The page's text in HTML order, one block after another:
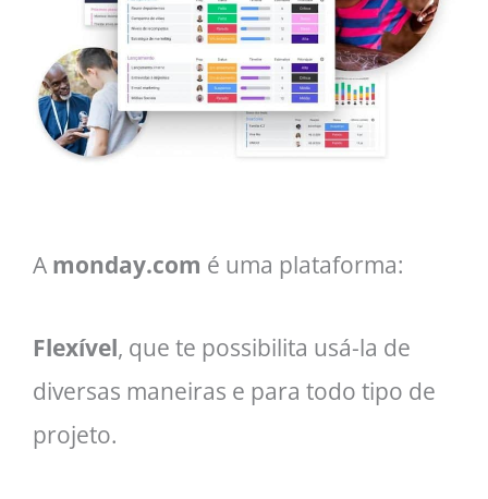
A monday.com é uma plataforma:
Flexível, que te possibilita usá-la de
diversas maneiras e para todo tipo de
projeto.